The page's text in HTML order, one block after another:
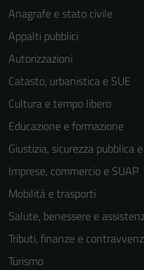
Anagrafe e stato civile
Appalti pubblici
Autorizzazioni
Catasto, urbanistica e SUE
Cultura e tempo libero
Educazione e formazione
Giustizia, sicurezza pubblica
Imprese, commercio e SUAP
Mobilità e trasporti
Salute, benessere e
Tributi, finanze e
Turismo